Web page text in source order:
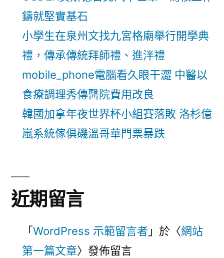
鑄就堅實基石
小學生在泉州文找九宮格廟舉行開學典
禮，傳承傳統拜師禮、進泮禮
mobile_phone電腦看久眼干澀 中醫以
食療調理秀傳醫院費用改良
韓國加拿年夜世界杯小組賽落敗 洛杉億
嵐系統傢俱磯溫哥華門票暴跌
近期留言
「 WordPress 示範留言者 」於〈網站
第一篇文章〉發佈留言